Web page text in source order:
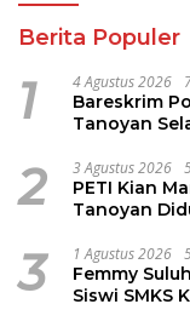
Berita Populer
1 4 Agustus 2026
Bareskrim
Tanoyan
2 3 Agustus 2026
PETI Kian
Tanoyan
3 1 Agustus 2026
Femmy
Siswi SMKS